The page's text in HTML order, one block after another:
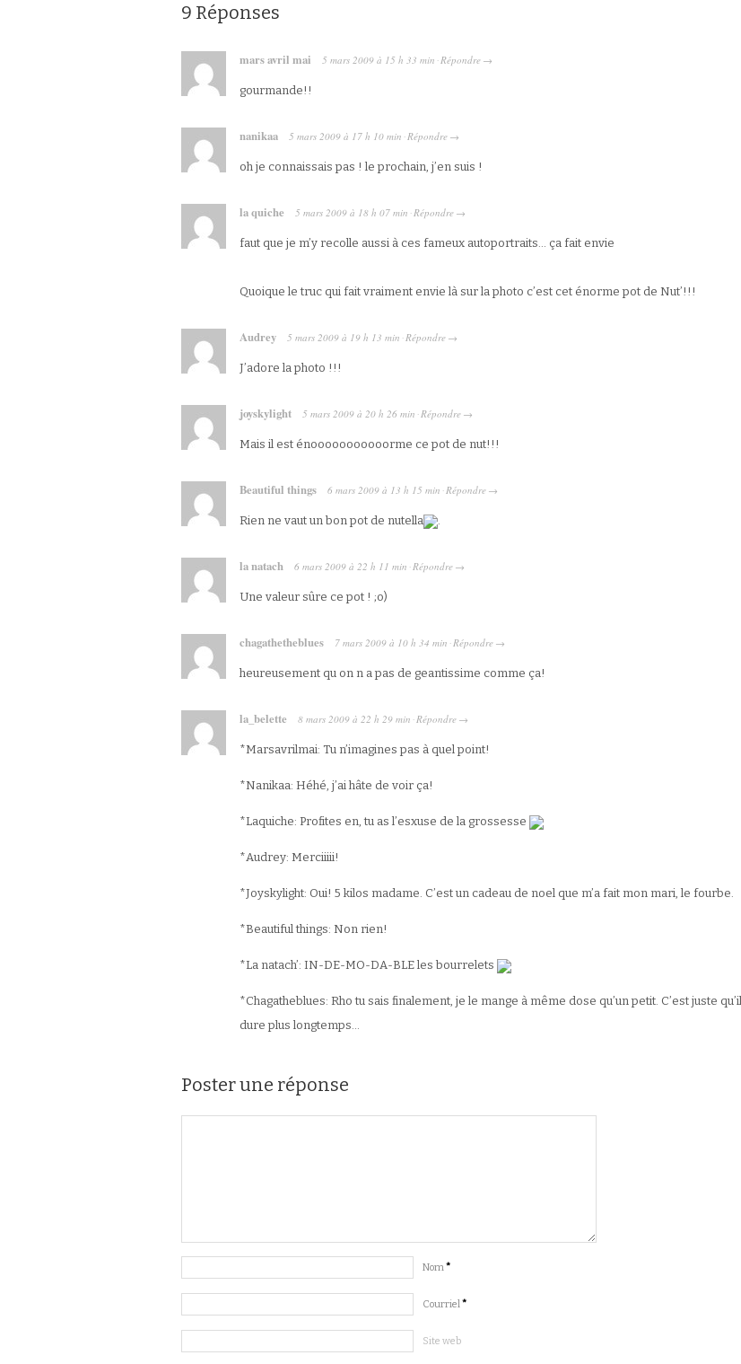
9 Réponses
mars avril mai 5 mars 2009 à 15 h 33 min · Répondre →
gourmande!!
nanikaa 5 mars 2009 à 17 h 10 min · Répondre →
oh je connaissais pas ! le prochain, j’en suis !
la quiche 5 mars 2009 à 18 h 07 min · Répondre →
faut que je m’y recolle aussi à ces fameux autoportraits… ça fait envie
Quoique le truc qui fait vraiment envie là sur la photo c’est cet énorme pot de Nut’!!!
Audrey 5 mars 2009 à 19 h 13 min · Répondre →
J’adore la photo !!!
joyskylight 5 mars 2009 à 20 h 26 min · Répondre →
Mais il est énooooooooooorme ce pot de nut!!!
Beautiful things 6 mars 2009 à 13 h 15 min · Répondre →
Rien ne vaut un bon pot de nutella
la natach 6 mars 2009 à 22 h 11 min · Répondre →
Une valeur sûre ce pot ! ;o)
chagathetheblues 7 mars 2009 à 10 h 34 min · Répondre →
heureusement qu on n a pas de geantissime comme ça!
la_belette 8 mars 2009 à 22 h 29 min · Répondre →
*Marsavrilmai: Tu n’imagines pas à quel point!
*Nanikaa: Héhé, j’ai hâte de voir ça!
*Laquiche: Profites en, tu as l’esxuse de la grossesse
*Audrey: Merciiiii!
*Joyskylight: Oui! 5 kilos madame. C’est un cadeau de noel que m’a fait mon mari, le fourbe.
*Beautiful things: Non rien!
*La natach’: IN-DE-MO-DA-BLE les bourrelets
*Chagatheblues: Rho tu sais finalement, je le mange à même dose qu’un petit. C’est juste qu’il
dure plus longtemps…
Poster une réponse
Nom*
Courriel*
Site web